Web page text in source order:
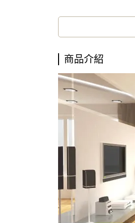
商品介紹